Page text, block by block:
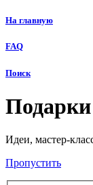
На главную
FAQ
Поиск
Идеи, мастер-
Пропустить